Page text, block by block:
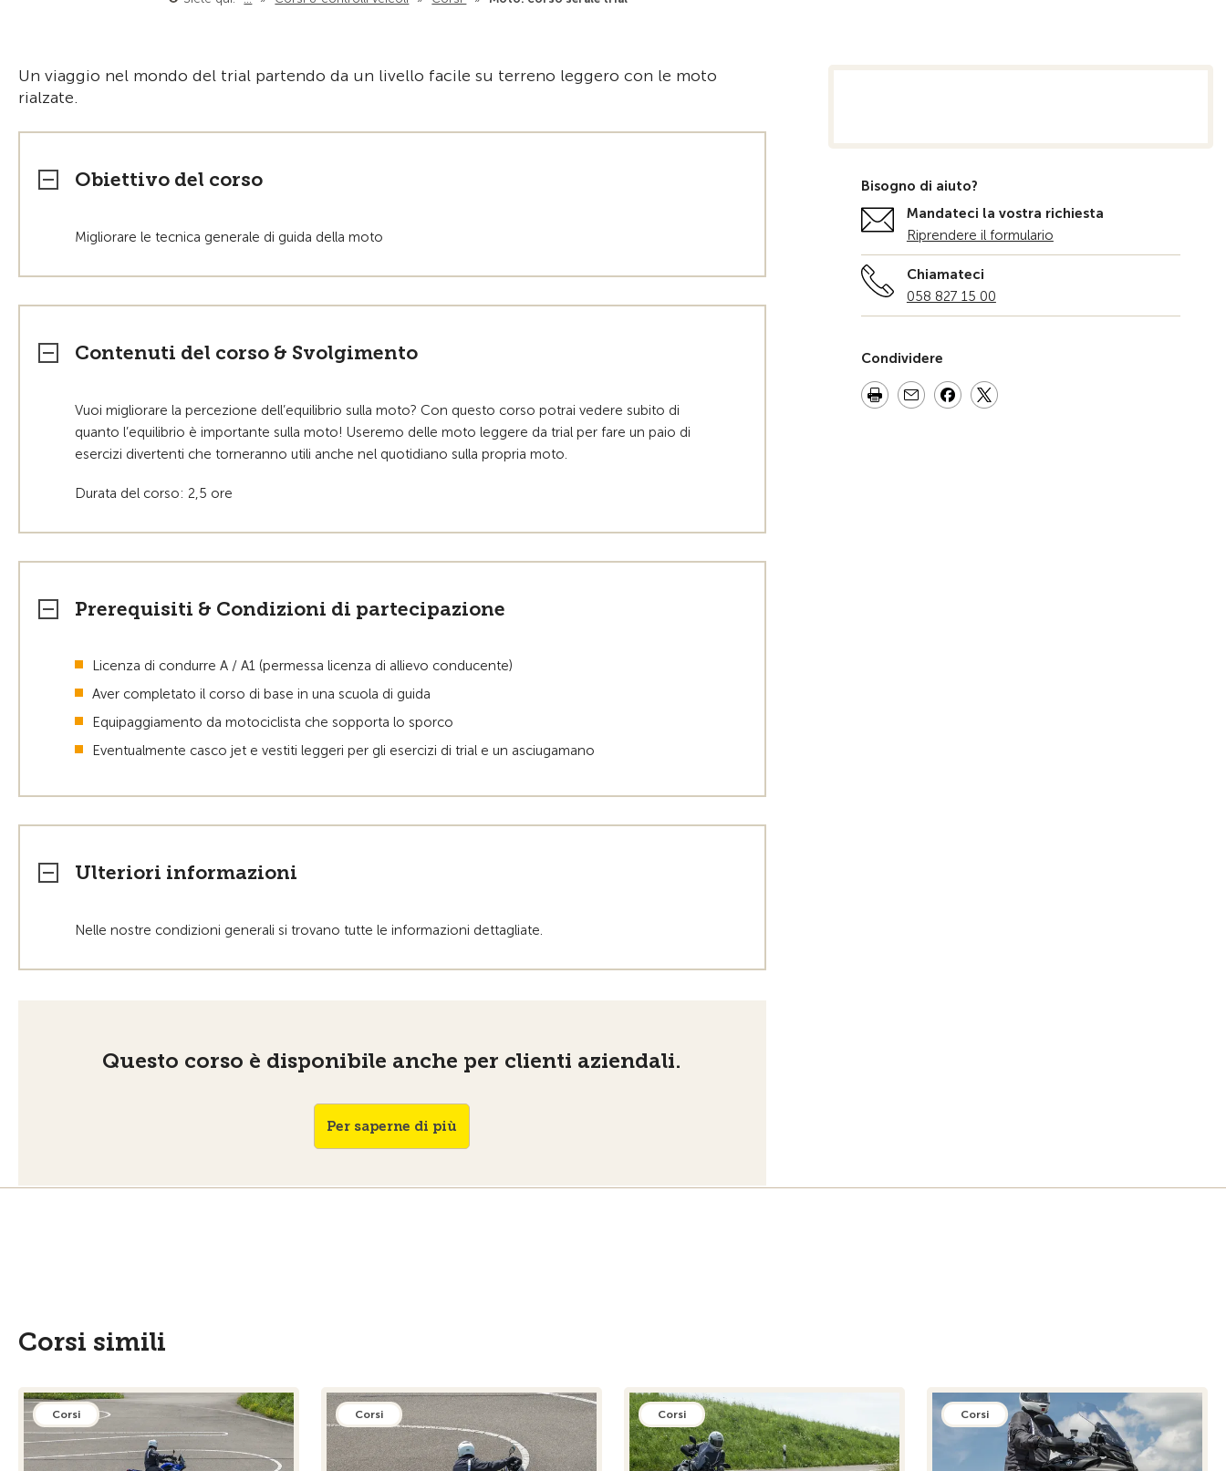
Un viaggio nel mondo del trial partendo da un livello facile su terreno leggero con le moto
rialzate.
Obiettivo del corso
Migliorare le tecnica generale di guida della moto
Contenuti del corso & Svolgimento
Vuoi migliorare la percezione dell’equilibrio sulla moto? Con questo corso potrai vedere subito di
quanto l’equilibrio è importante sulla moto! Useremo delle moto leggere da trial per fare un paio di
esercizi divertenti che torneranno utili anche nel quotidiano sulla propria moto.
Durata del corso: 2,5 ore
Prerequisiti & Condizioni di partecipazione
Licenza di condurre A / A1 (permessa licenza di allievo conducente)
Aver completato il corso di base in una scuola di guida
Equipaggiamento da motociclista che sopporta lo sporco
Eventualmente casco jet e vestiti leggeri per gli esercizi di trial e un asciugamano
Ulteriori informazioni
Nelle nostre condizioni generali si trovano tutte le informazioni dettagliate.
Questo corso è disponibile anche per clienti aziendali.
Per saperne di più
Bisogno di aiuto?
Mandateci la vostra richiesta
Riprendere il formulario
Chiamateci
058 827 15 00
Condividere
Corsi simili
Corsi Corsi Corsi Corsi